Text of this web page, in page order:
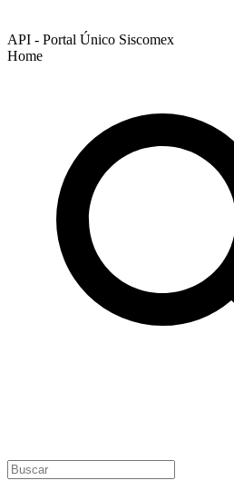
API - Portal Único Siscomex
Home